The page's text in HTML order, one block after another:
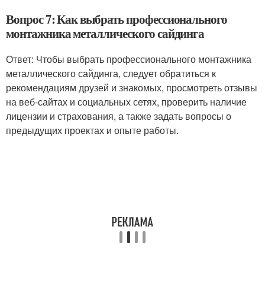
Вопрос 7: Как выбрать профессионального
монтажника металлического сайдинга
Ответ: Чтобы выбрать профессионального монтажника
металлического сайдинга, следует обратиться к
рекомендациям друзей и знакомых, просмотреть отзывы
на веб-сайтах и социальных сетях, проверить наличие
лицензии и страхования, а также задать вопросы о
предыдущих проектах и опыте работы.